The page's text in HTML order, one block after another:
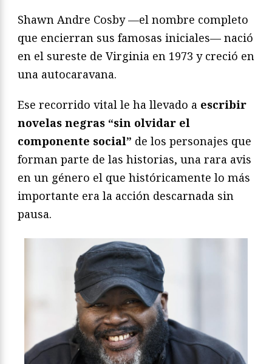
Shawn Andre Cosby —el nombre completo
que encierran sus famosas iniciales— nació
en el sureste de Virginia en 1973 y creció en
una autocaravana.
Ese recorrido vital le ha llevado a escribir
novelas negras “sin olvidar el
componente social” de los personajes que
forman parte de las historias, una rara avis
en un género el que históricamente lo más
importante era la acción descarnada sin
pausa.